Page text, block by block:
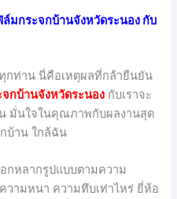
มกระจกบ้านจังหวัดระนอง กับ
กท่าน นี่คือเหตุผลที่กล้ายืนยัน
กบ้านจังหวัดระนอง กับเราจะ
มั่นใจในคุณภาพกับผลงานสุด
บ้าน ใกล้ฉัน
กหลากรูปแบบตามความ
วามหนา ความทึบเท่าไหร่ ยี่ห้อ